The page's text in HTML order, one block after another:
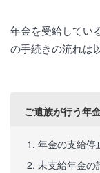
年金を受給してい
の手続きの流れは
ご遺族が行う年
年金の支給停
未支給年金の